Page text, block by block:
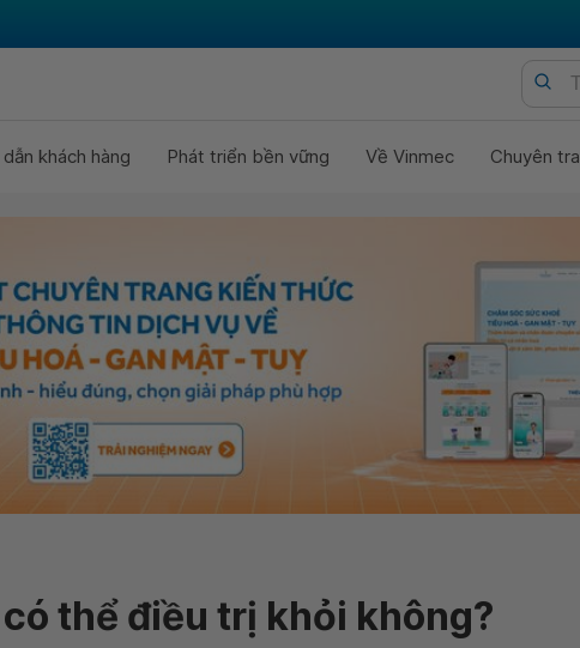
khách hàng Phát triển bền vững Về Vinmec Chuyên
thể điều trị khỏi không?